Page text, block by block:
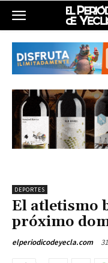
DEPORTES
El atletismo
próximo
elperiodicodeyecla.com